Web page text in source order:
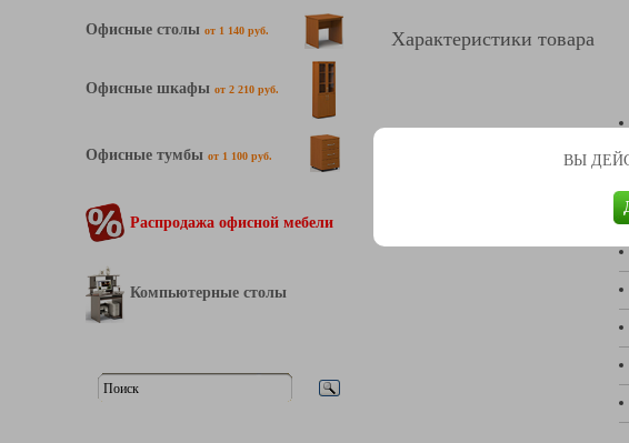
ВЫ
Офисные столы от 1 140 руб.
Офисные шкафы от 2 210 руб.
Офисные тумбы от 1 100 руб.
Распродажа офисной мебели
Компьютерные столы
Характеристики товара